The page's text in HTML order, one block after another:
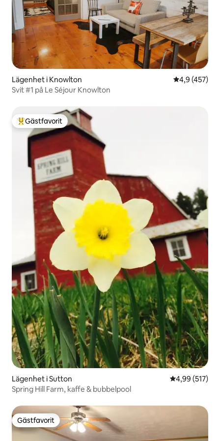
Lägenhet i Knowlton 4,9 av 5 i
4,9 (457)
Svit #1 på Le Séjour Knowlton
Populär gästfavorit
Gästfavorit
Lägenhet i Sutton 4,99 av 5 i
4,99 (517)
Spring Hill Farm, kaffe & bubbelpool
Gästfavorit
Gästfavorit